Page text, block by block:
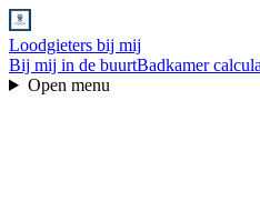
Loodgieters bij mij
Bij mij in de buurtBadkamer
Open menu